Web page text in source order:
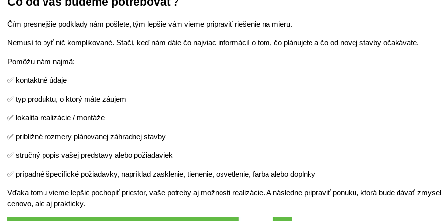
Čím presnejšie podklady nám pošlete, tým lepšie vám vieme pripraviť riešenie na mieru.
Nemusí to byť nič komplikované. Stačí, keď nám dáte čo najviac informácií o tom, čo plánujete a čo od novej stavby očakávate.
Pomôžu nám najmä:
✅ kontaktné údaje
✅ typ produktu, o ktorý máte záujem
✅ lokalita realizácie / montáže
✅ približné rozmery plánovanej záhradnej stavby
✅ stručný popis vašej predstavy alebo požiadaviek
✅ prípadné špecifické požiadavky, napríklad zasklenie, tienenie, osvetlenie, farba alebo doplnky
Vďaka tomu vieme lepšie pochopiť priestor, vaše potreby aj možnosti realizácie. A následne pripraviť ponuku, ktorá bude dávať zmysel
cenovo, ale aj prakticky.